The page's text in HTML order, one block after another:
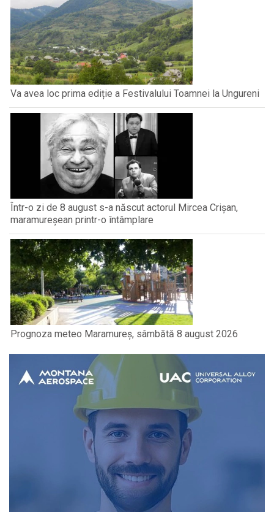
Va avea loc prima ediție a Festivalului Toamnei la Ungureni
Într-o zi de 8 august s-a născut actorul Mircea Crișan,
maramureșean printr-o întâmplare
Prognoza meteo Maramureș, sâmbătă 8 august 2026